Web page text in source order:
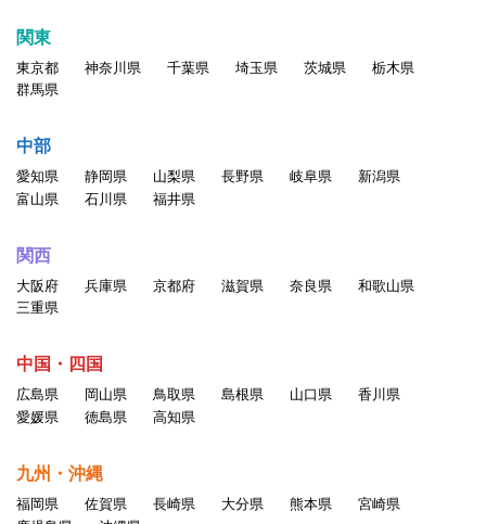
関東
東京都 神奈川県 千葉県 埼玉県 茨城県
栃木県
群馬県
中部
愛知県 静岡県 山梨県 長野県 岐阜県
新潟県
富山県
石川県 福井県
関西
大阪府 兵庫県 京都府 滋賀県 奈良県
和歌山県
三重県
中国・四国
広島県 岡山県 鳥取県 島根県 山口県
香川県
愛媛県
徳島県 高知県
九州・沖縄
福岡県 佐賀県 長崎県 大分県 熊本県
宮崎県